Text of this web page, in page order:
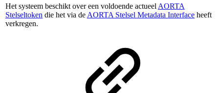
Het systeem beschikt over een voldoende actueel AORTA
Stelseltoken die het via de AORTA Stelsel Metadata Interface heeft
verkregen.